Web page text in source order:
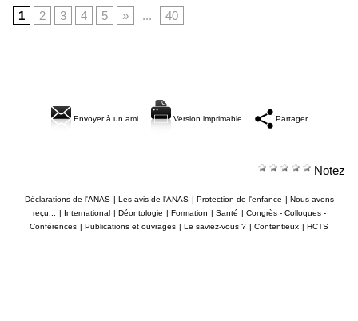
1
2 3 4 5 » ... 40
Envoyer à un ami Version imprimable Partager
Notez
Déclarations de l'ANAS | Les avis de l'ANAS | Protection de l'enfance | Nous avons
reçu...
| International | Déontologie | Formation | Santé | Congrès - Colloques -
Conférences | Publications et ouvrages | Le saviez-vous ? | Contentieux | HCTS